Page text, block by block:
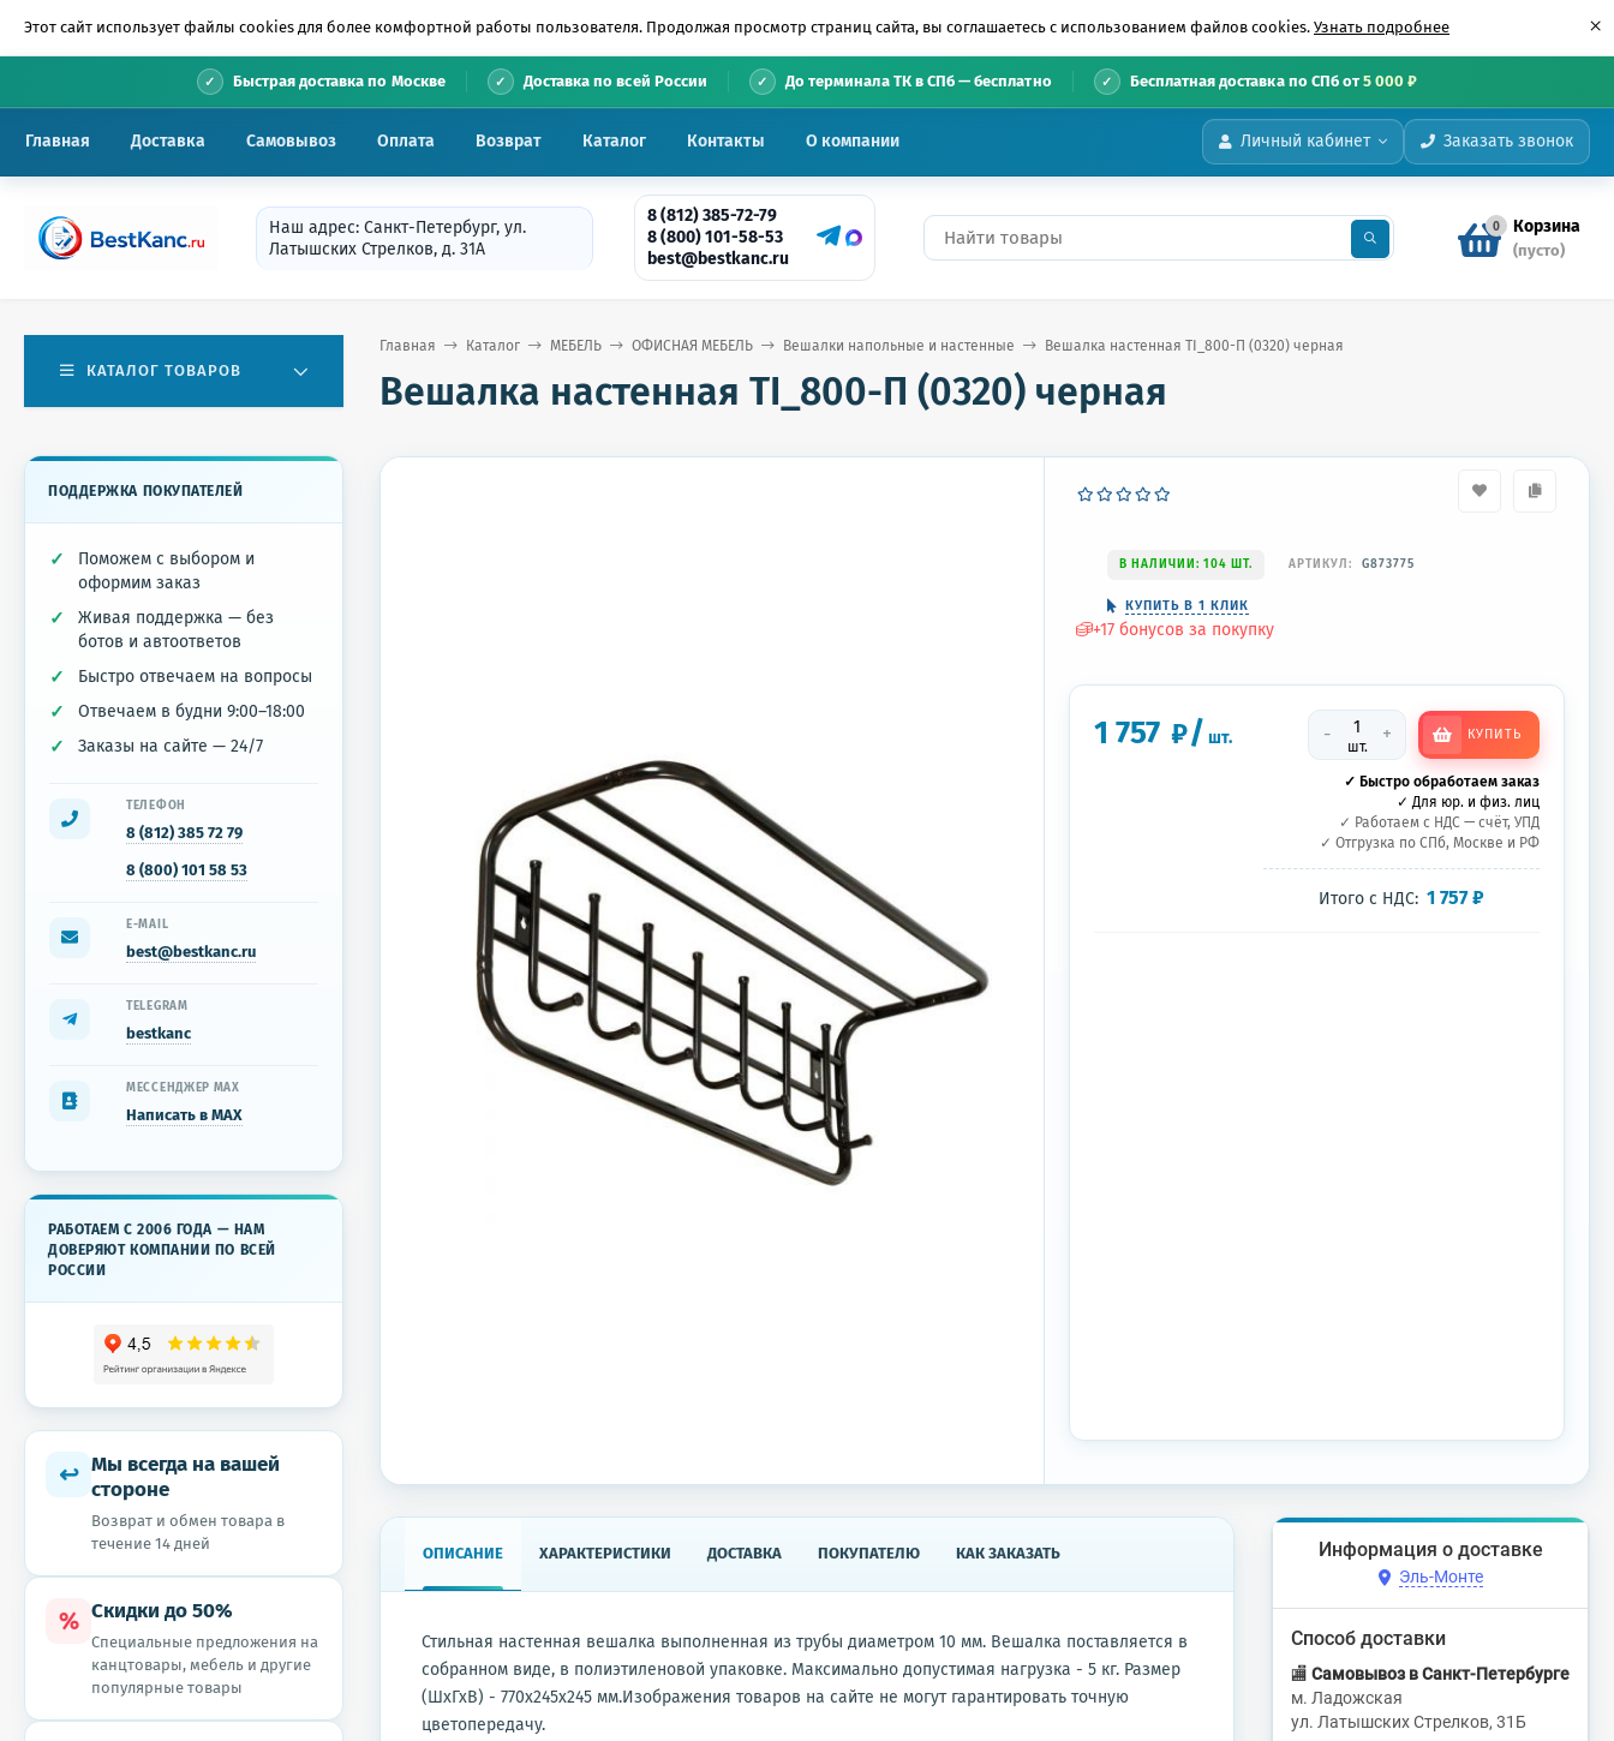
Этот сайт использует файлы cookies для более комфортной работы пользователя. Продолжая просмотр страниц сайта, вы соглашаетесь с использованием файлов cookies. Узнать подробнее ×
Быстрая доставка по Москве Доставка по всей России До терминала ТК в СПб — бесплатно Бесплатная доставка по СПб от5 000 ₽
Личный кабинет Заказать звонок
Главная Доставка Самовывоз Оплата Возврат Каталог Контакты О компании
Наш адрес: Санкт-Петербург, ул.
Латышских Стрелков, д. 31А
8 (812) 385-72-79
8 (800) 101-58-53
best@bestkanc.ru
0 Корзина
(пусто)
Главная Каталог МЕБЕЛЬ ОФИСНАЯ МЕБЕЛЬ Вешалки напольные и настенные Вешалка настенная TI_800-П (0320) черная
Вешалка настенная TI_800-П (0320) черная
В НАЛИЧИИ: 104 ШТ. АРТИКУЛ: G873775
КУПИТЬ В 1 КЛИК
+17 бонусов за покупку
1 757 ₽/ шт. -
шт.
+ КУПИТЬ
✓ Быстро обработаем заказ
✓ Для юр. и физ. лиц
✓ Работаем с НДС — счёт, УПД
✓ Отгрузка по СПб, Москве и РФ
Итого с НДС: 1 757₽
ОПИСАНИЕ ХАРАКТЕРИСТИКИ ДОСТАВКА ПОКУПАТЕЛЮ КАК ЗАКАЗАТЬ
Стильная настенная вешалка выполненная из трубы диаметром 10 мм. Вешалка поставляется в
собранном виде, в полиэтиленовой упаковке. Максимально допустимая нагрузка - 5 кг. Размер
(ШхГхВ) - 770х245х245 мм.Изображения товаров на сайте не могут гарантировать точную
цветопередачу.
Информация о доставке
Эль-Монте
Способ доставки
🏬 Самовывоз в Санкт-Петербурге
м. Ладожская
ул. Латышских Стрелков, 31Б
КАТАЛОГ ТОВАРОВ
ПОДДЕРЖКА ПОКУПАТЕЛЕЙ
Поможем с выбором и
оформим заказ
Живая поддержка — без
ботов и автоответов
Быстро отвечаем на вопросы
Отвечаем в будни 9:00–18:00
Заказы на сайте — 24/7
ТЕЛЕФОН
8 (812) 385 72 79
8 (800) 101 58 53
E-MAIL
best@bestkanc.ru
TELEGRAM
bestkanc
МЕССЕНДЖЕР MAX
Написать в MAX
РАБОТАЕМ С 2006 ГОДА — НАМ
ДОВЕРЯЮТ КОМПАНИИ ПО ВСЕЙ
РОССИИ
↩ Мы всегда на вашей
стороне
Возврат и обмен товара в
течение 14 дней
% Скидки до 50%
Специальные предложения на
канцтовары, мебель и другие
популярные товары